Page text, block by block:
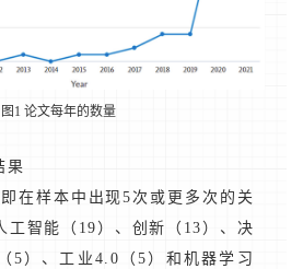
图1 论文每年的数量
果
在样本中出现5次或更多次的关
工智能（19）、创新（13）、决
5）、工业4.0（5）和机器学习